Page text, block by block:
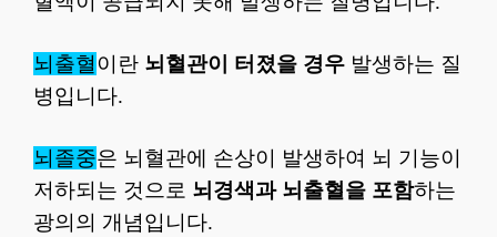
뇌출혈이란 뇌혈관이 터졌을 경우 발생하는 질
병입니다.
뇌졸중은 뇌혈관에 손상이 발생하여 뇌 기능이
저하되는 것으로 뇌경색과 뇌출혈을 포함하는
광의의 개념입니다.